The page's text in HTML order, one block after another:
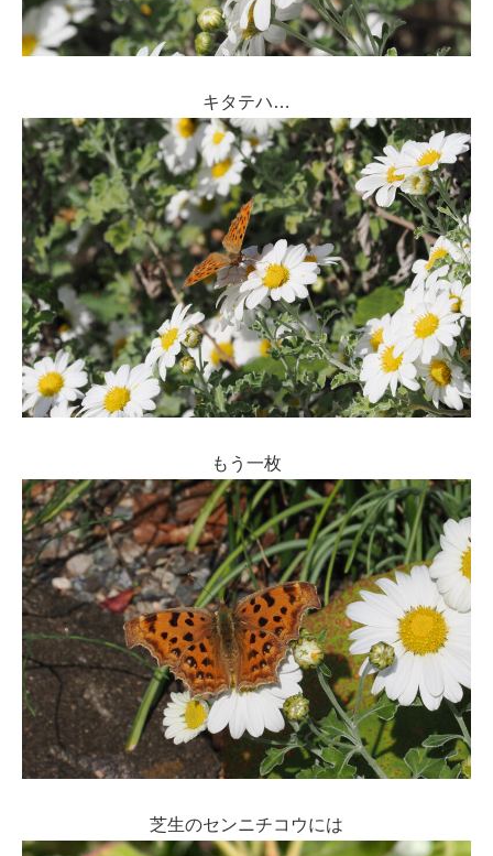
キタテハ…
もう一枚
芝生のセンニチコウには